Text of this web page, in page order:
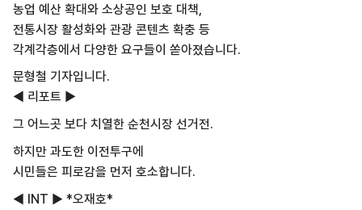
농업 예산 확대와 소상공인 보호 대책,
전통시장 활성화와 관광 콘텐츠 확충 등
각계각층에서 다양한 요구들이 쏟아졌습니다.
문형철 기자입니다.
◀ 리포트 ▶
그 어느곳 보다 치열한 순천시장 선거전.
하지만 과도한 이전투구에
시민들은 피로감을 먼저 호소합니다.
◀ INT ▶ *오재호*